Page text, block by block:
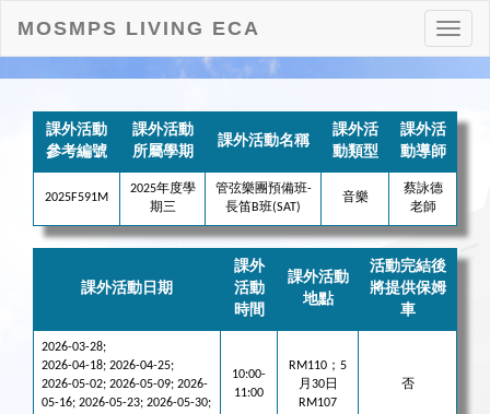
打
開
MOSMPS LIVING ECA
課外活動
參考編號
課外活動
所屬學期
課外活動名稱
課外活
動類型
課外活
動導師
2025F591M
2025年度學
期三
管弦樂團預備班-
長笛B班(SAT)
音樂
蔡詠德
老師
課外活動日期
課外
活動
時間
課外活動
地點
活動完結後
將提供保姆
車
2026-03-28;
2026-04-18; 2026-04-25;
2026-05-02; 2026-05-09; 2026-
05-16; 2026-05-23; 2026-05-30;
10:00-
11:00
RM110；5
月30日
RM107
否